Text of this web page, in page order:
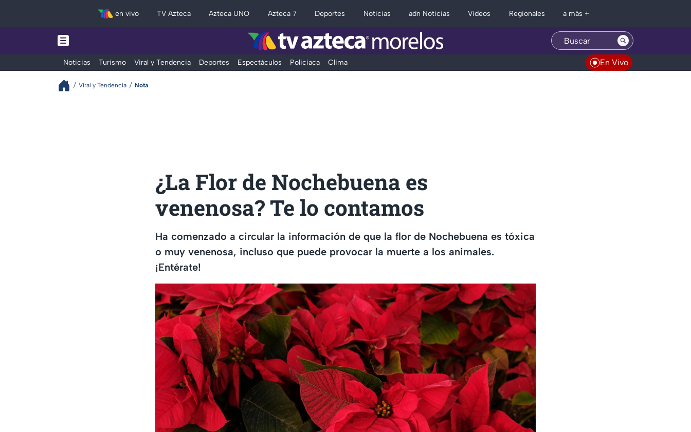
en vivo TV Azteca Azteca UNO Azteca 7 Deportes Noticias adn Noticias Videos Regionales a más +
Noticias Turismo Viral y Tendencia Deportes Espectáculos Policiaca Clima En Vivo
Viral y Tendencia Nota
¿La Flor de Nochebuena es
venenosa? Te lo contamos
Ha comenzado a circular la información de que la flor de Nochebuena es tóxica
o muy venenosa, incluso que puede provocar la muerte a los animales.
¡Entérate!